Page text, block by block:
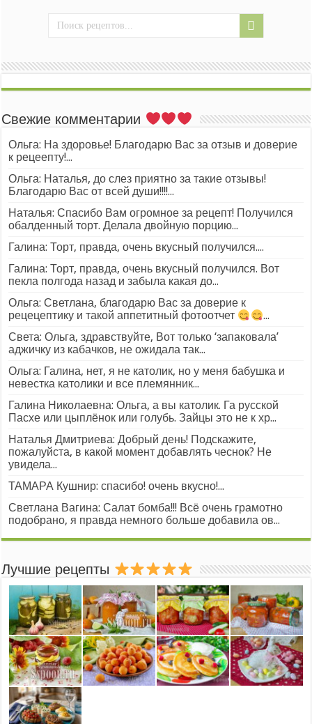
Свежие комментарии
Ольга: На здоровье! Благодарю Вас за отзыв и доверие
к рецеепту!...
Ольга: Наталья, до слез приятно за такие отзывы!
Благодарю Вас от всей души!!!!...
Наталья: Спасибо Вам огромное за рецепт! Получился
обалденный торт. Делала двойную порцию...
Галина: Торт, правда, очень вкусный получился....
Галина: Торт, правда, очень вкусный получился. Вот
пекла полгода назад и забыла какая до...
Ольга: Светлана, благодарю Вас за доверие к
рецецептику и такой аппетитный фотоотчет
...
Света: Ольга, здравствуйте, Вот только ‘запаковала’
аджичку из кабачков, не ожидала так...
Ольга: Галина, нет, я не католик, но у меня бабушка и
невестка католики и все племянник...
Галина Николаевна: Ольга, а вы католик. Га русской
Пасхе или цыплёнок или голубь. Зайцы это не к хр...
Наталья Дмитриева: Добрый день! Подскажите,
пожалуйста, в какой момент добавлять чеснок? Не
увидела...
ТАМАРА Кушнир: спасибо! очень вкусно!...
Светлана Вагина: Салат бомба!!! Всё очень грамотно
подобрано, я правда немного больше добавила ов...
Лучшие рецепты